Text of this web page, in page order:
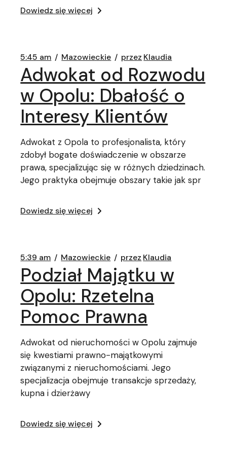
Dowiedz się więcej
5:45 am Mazowieckie przez Klaudia
Adwokat od Rozwodu
w Opolu: Dbałość o
Interesy Klientów
Adwokat z Opola to profesjonalista, który
zdobył bogate doświadczenie w obszarze
prawa, specjalizując się w różnych dziedzinach.
Jego praktyka obejmuje obszary takie jak spr
Dowiedz się więcej
5:39 am Mazowieckie przez Klaudia
Podział Majątku w
Opolu: Rzetelna
Pomoc Prawna
Adwokat od nieruchomości w Opolu zajmuje
się kwestiami prawno-majątkowymi
związanymi z nieruchomościami. Jego
specjalizacja obejmuje transakcje sprzedaży,
kupna i dzierżawy
Dowiedz się więcej